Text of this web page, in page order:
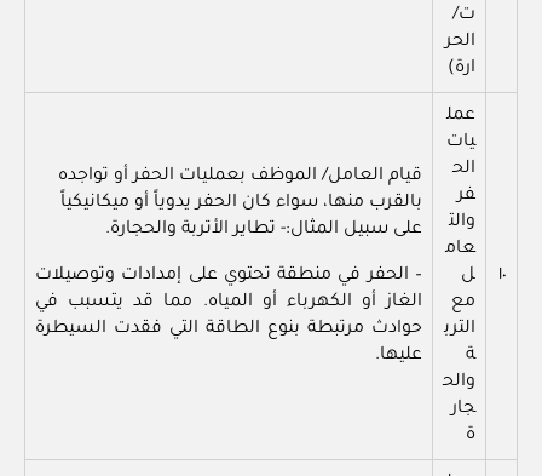
ت/
الحر
ارة)
١٠
عمل
يات
الح
فر
والت
عام
ل
مع
الترب
ة
والح
جار
ة
قيام العامل/ الموظف بعمليات الحفر أو تواجده
بالقرب منها، سواء كان الحفر يدوياً أو ميكانيكياً
على سبيل المثال:- تطاير الأتربة والحجارة.
– الحفر في منطقة تحتوي على إمدادات وتوصيلات
الغاز أو الكهرباء أو المياه. مما قد يتسبب في
حوادث مرتبطة بنوع الطاقة التي فقدت السيطرة
عليها.